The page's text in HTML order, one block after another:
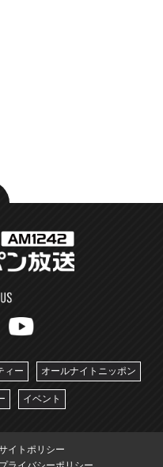
ィー オールナイトニッポン
イベント
イトポリシー
プライバシーポリシー